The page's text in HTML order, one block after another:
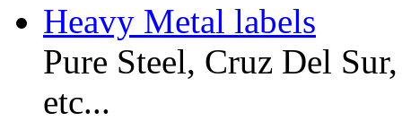
Heavy Metal labels
Pure Steel, Cruz Del
etc...